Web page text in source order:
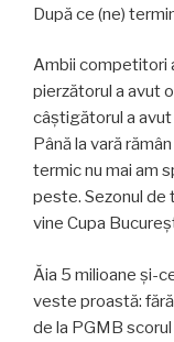
După ce (ne)
Ambii competitori
pierzătorul a avut
câștigătorul a
Până la vară
termic nu mai am
peste. Sezonul de
vine Cupa
Ăia 5 milioane și-
veste proastă:
de la PGMB